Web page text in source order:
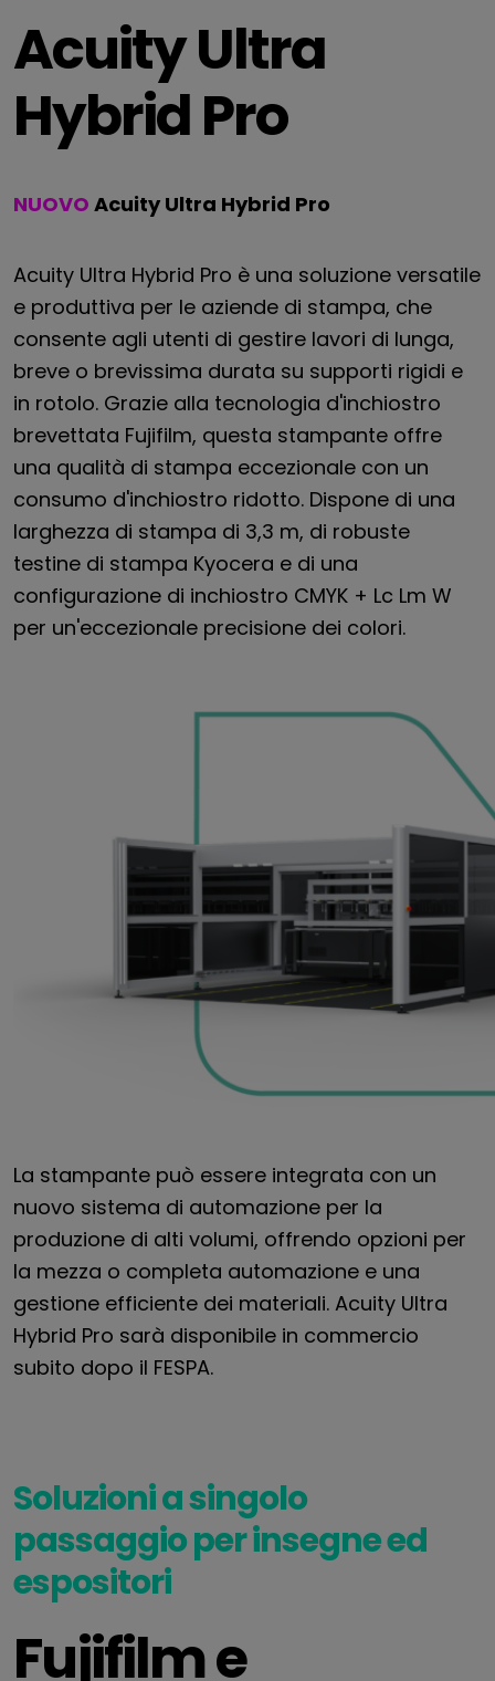
Acuity Ultra
Hybrid Pro
NUOVO Acuity Ultra Hybrid Pro
Acuity Ultra Hybrid Pro è una soluzione versatile
e produttiva per le aziende di stampa, che
consente agli utenti di gestire lavori di lunga,
breve o brevissima durata su supporti rigidi e
in rotolo. Grazie alla tecnologia d'inchiostro
brevettata Fujifilm, questa stampante offre
una qualità di stampa eccezionale con un
consumo d'inchiostro ridotto. Dispone di una
larghezza di stampa di 3,3 m, di robuste
testine di stampa Kyocera e di una
configurazione di inchiostro CMYK + Lc Lm W
per un'eccezionale precisione dei colori.
La stampante può essere integrata con un
nuovo sistema di automazione per la
produzione di alti volumi, offrendo opzioni per
la mezza o completa automazione e una
gestione efficiente dei materiali. Acuity Ultra
Hybrid Pro sarà disponibile in commercio
subito dopo il FESPA.
Soluzioni a singolo
passaggio per insegne ed
espositori
Fujifilm e